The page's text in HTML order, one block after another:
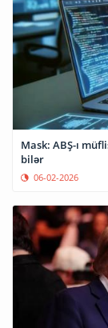
Mask: ABŞ-ı
bilər
06-02-2026